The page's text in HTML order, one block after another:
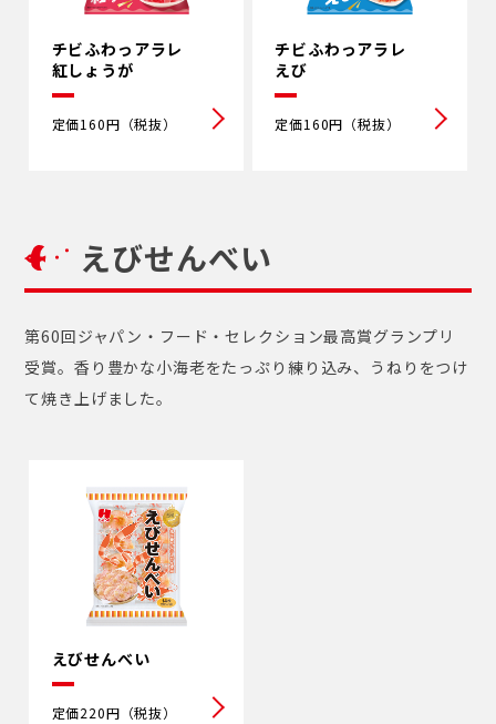
チビふわっアラレ
紅しょうが
定価160円（税抜）
チビふわっアラレ
えび
定価160円（税抜）
えびせんべい
第60回ジャパン・フード・セレクション最高賞グランプリ
受賞。香り豊かな小海老をたっぷり練り込み、うねりをつけ
て焼き上げました。
えびせんべい
定価220円（税抜）